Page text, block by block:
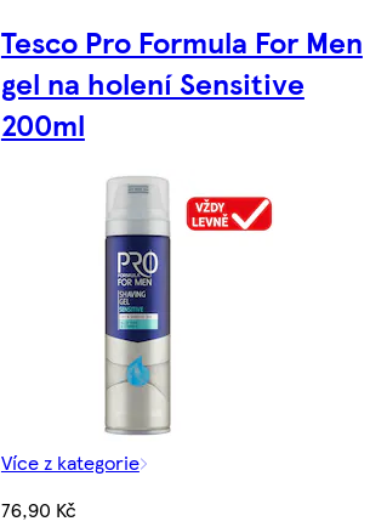
Tesco Pro Formula For Men
gel na holení Sensitive
200ml
Více z kategorie
76,90 Kč